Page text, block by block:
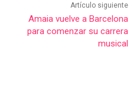
Artículo siguiente
Amaia vuelve a Barcelona
para comenzar su carrera
musical